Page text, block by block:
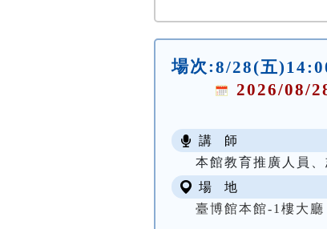
場次:8/28(五
2026/08/
講 師
本館教育推廣人員
場 地
臺博館本館-1樓大廳